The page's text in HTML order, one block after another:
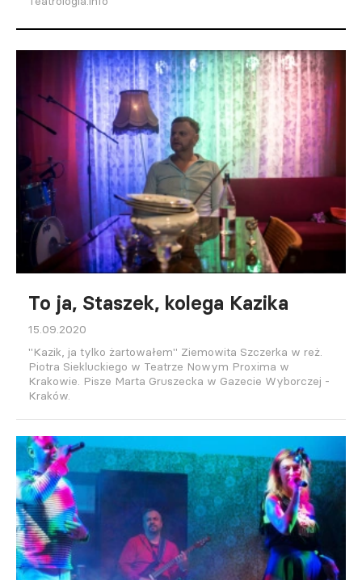
To ja, Staszek, kolega Kazika
15.09.2020
"Kazik, ja tylko żartowałem" Ziemowita Szczerka w reż.
Piotra Siekluckiego w Teatrze Nowym Proxima w
Krakowie. Pisze Marta Gruszecka w Gazecie Wyborczej -
Kraków.